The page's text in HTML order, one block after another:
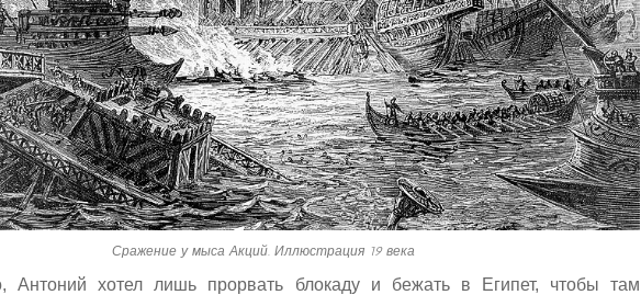
Сражение у мыса Акций. Иллюстрация 19 века
Антоний хотел лишь прорвать блокаду и бежать в Египет, чтобы там